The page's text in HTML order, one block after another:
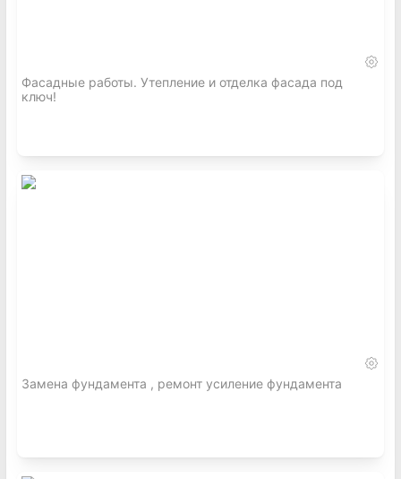
Фасадные работы. Утепление и отделка фасада под
ключ!
Замена фундамента , ремонт усиление фундамента